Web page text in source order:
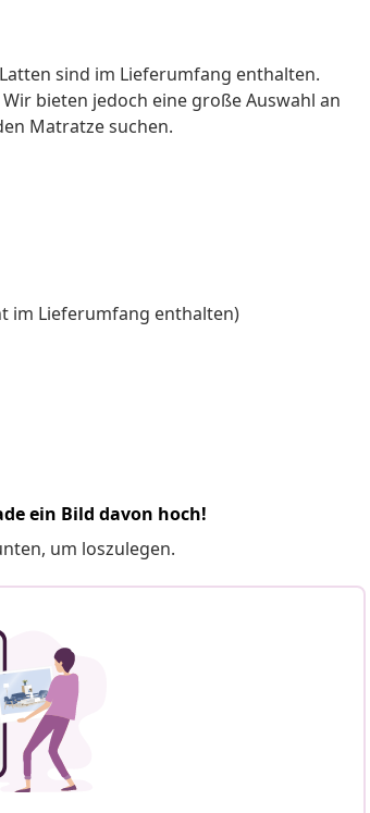
sind im Lieferumfang enthalten.
bieten jedoch eine große Auswahl an
Matratze suchen.
im Lieferumfang enthalten)
ein Bild davon hoch!
um loszulegen.